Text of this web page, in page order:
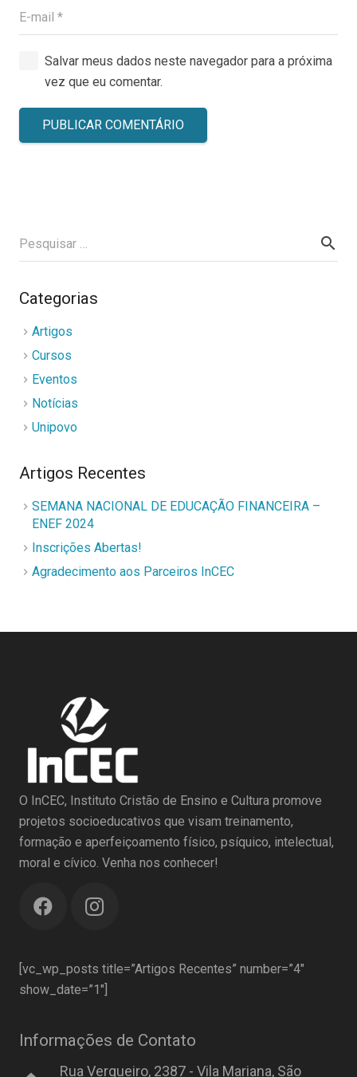
Salvar meus dados neste navegador para a próxima
vez que eu comentar.
PUBLICAR COMENTÁRIO
Pesquisar
Categorias
Artigos
Cursos
Eventos
Notícias
Unipovo
Artigos Recentes
SEMANA NACIONAL DE EDUCAÇÃO FINANCEIRA –
ENEF 2024
Inscrições Abertas!
Agradecimento aos Parceiros InCEC
O InCEC, Instituto Cristão de Ensino e Cultura promove
projetos socioeducativos que visam treinamento,
formação e aperfeiçoamento físico, psíquico, intelectual,
moral e cívico. Venha nos conhecer!
[vc_wp_posts title=”Artigos Recentes” number=”4″
show_date=”1″]
Informações de Contato
Rua Vergueiro, 2387 - Vila Mariana, São